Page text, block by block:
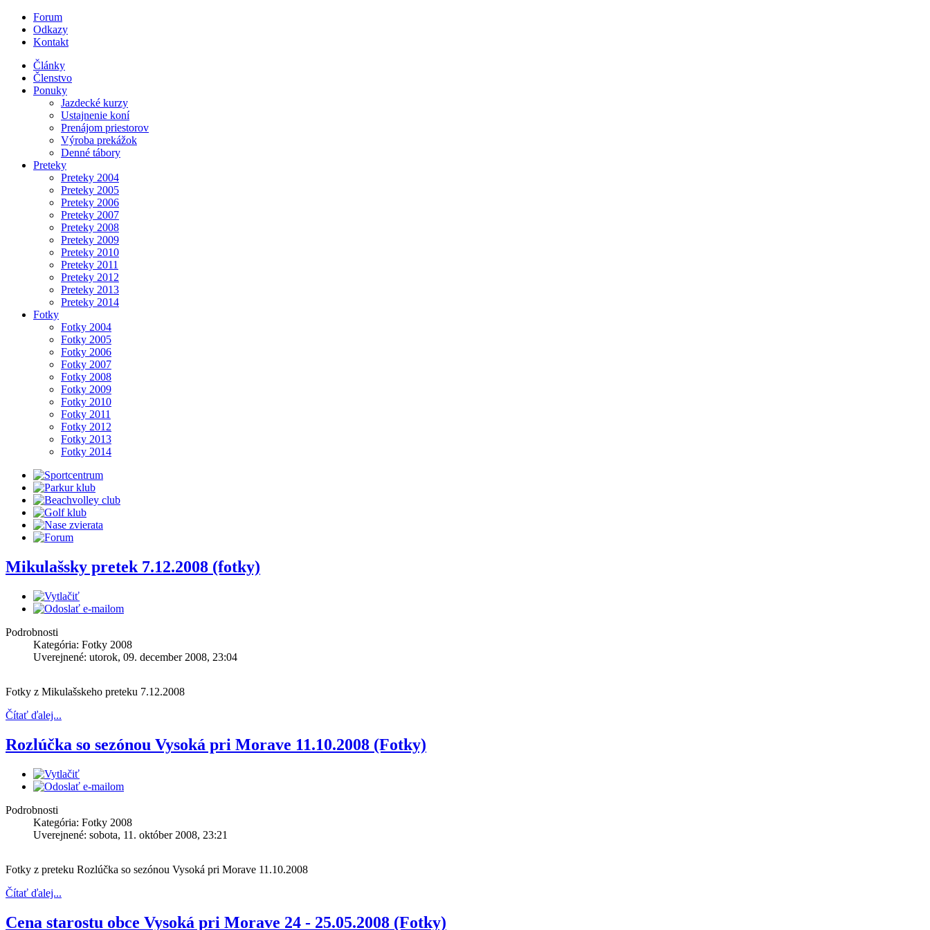
Forum
Odkazy
Kontakt
Články
Členstvo
Ponuky
Jazdecké kurzy
Ustajnenie koní
Prenájom priestorov
Výroba prekážok
Denné tábory
Preteky
Preteky 2004
Preteky 2005
Preteky 2006
Preteky 2007
Preteky 2008
Preteky 2009
Preteky 2010
Preteky 2011
Preteky 2012
Preteky 2013
Preteky 2014
Fotky
Fotky 2004
Fotky 2005
Fotky 2006
Fotky 2007
Fotky 2008
Fotky 2009
Fotky 2010
Fotky 2011
Fotky 2012
Fotky 2013
Fotky 2014
Mikulašsky pretek 7.12.2008 (fotky)
Podrobnosti
Kategória: Fotky 2008
Uverejnené: utorok, 09. december 2008, 23:04
Fotky z Mikulašskeho preteku 7.12.2008
Čítať ďalej...
Rozlúčka so sezónou Vysoká pri Morave 11.10.2008 (Fotky)
Podrobnosti
Kategória: Fotky 2008
Uverejnené: sobota, 11. október 2008, 23:21
Fotky z preteku Rozlúčka so sezónou Vysoká pri Morave 11.10.2008
Čítať ďalej...
Cena starostu obce Vysoká pri Morave 24 - 25.05.2008 (Fotky)